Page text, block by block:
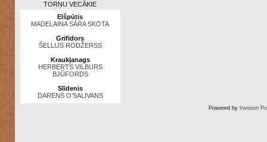
TORŅU VECĀKIE
Elšpūtis
MADELAINA SĀRA SKOTA
Grifidors
ŠELLIJS RODŽERSS
Kraukļanags
HERBERTS VILBURS
BJŪFORDS
Slīdenis
DARENS O’SALIVANS
Powered by Invision